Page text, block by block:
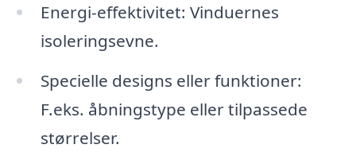
Energi-effektivitet: Vinduernes
isoleringsevne.
Specielle designs eller funktioner:
F.eks. åbningstype eller tilpassede
størrelser.